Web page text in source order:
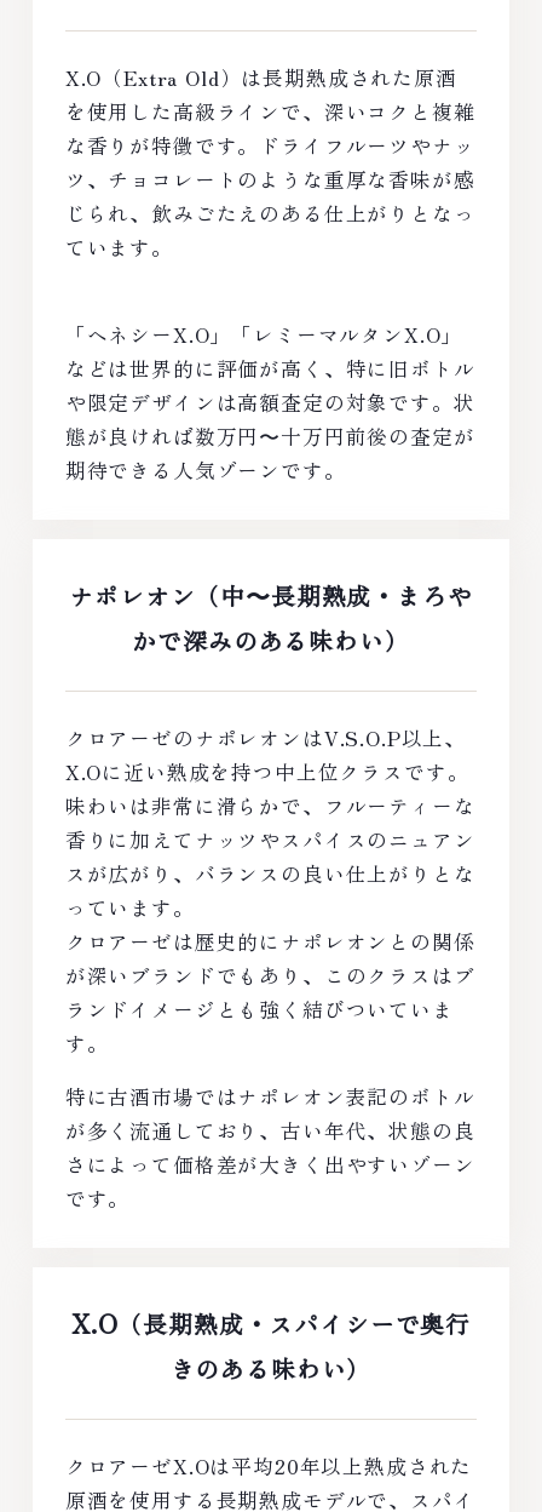
X.O（Extra Old）は長期熟成された原酒
を使用した高級ラインで、深いコクと複雑
な香りが特徴です。ドライフルーツやナッ
ツ、チョコレートのような重厚な香味が感
じられ、飲みごたえのある仕上がりとなっ
ています。
「ヘネシーX.O」「レミーマルタンX.O」
などは世界的に評価が高く、特に旧ボトル
や限定デザインは高額査定の対象です。状
態が良ければ数万円〜十万円前後の査定が
期待できる人気ゾーンです。
ナポレオン（中〜長期熟成・まろや
かで深みのある味わい）
クロアーゼのナポレオンはV.S.O.P以上、
X.Oに近い熟成を持つ中上位クラスです。
味わいは非常に滑らかで、フルーティーな
香りに加えてナッツやスパイスのニュアン
スが広がり、バランスの良い仕上がりとな
っています。
クロアーゼは歴史的にナポレオンとの関係
が深いブランドでもあり、このクラスはブ
ランドイメージとも強く結びついていま
す。
特に古酒市場ではナポレオン表記のボトル
が多く流通しており、古い年代、状態の良
さによって価格差が大きく出やすいゾーン
です。
X.O （長期熟成・スパイシーで奥行
きのある味わい）
クロアーゼX.Oは平均20年以上熟成された
原酒を使用する長期熟成モデルで、スパイ